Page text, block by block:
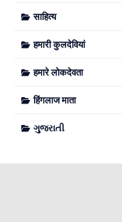
साहित्य
हमारी कुलदेवियां
हमारे लोकदेवता
हिंगलाज माता
ગુજરાતી